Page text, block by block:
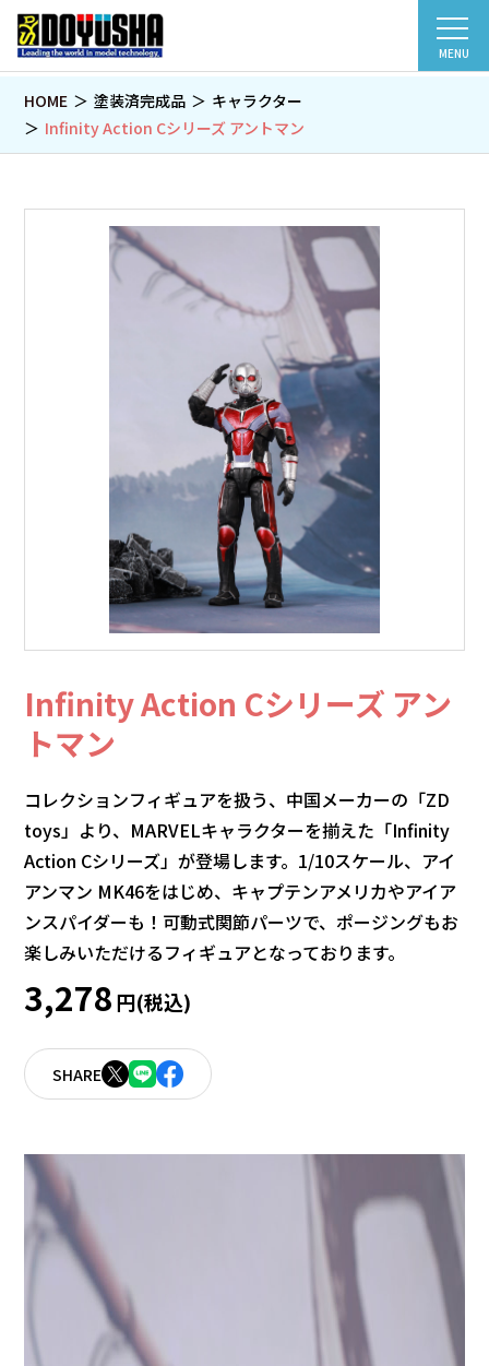
MENU
HOME 塗装済完成品
キャラクター
Infinity Action Cシリーズ アントマン
Infinity Action Cシリーズ アン
トマン
コレクションフィギュアを扱う、中国メーカーの「ZD
toys」より、MARVELキャラクターを揃えた「Infinity
Action Cシリーズ」が登場します。1/10スケール、アイ
アンマン MK46をはじめ、キャプテンアメリカやアイア
ンスパイダーも！可動式関節パーツで、ポージングもお
楽しみいただけるフィギュアとなっております。
3,278円(税込)
SHARE